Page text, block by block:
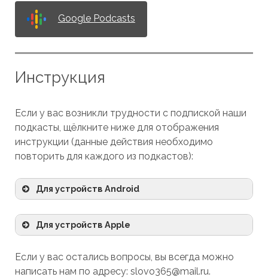
Google Podcasts
Инструкция
Если у вас возникли трудности с подпиской наши
подкасты, щёлкните ниже для отображения
инструкции (данные действия необходимо
повторить для каждого из подкастов):
Для устройств Android
ссылке
Для устройств Apple
ссылке
Если у вас остались вопросы, вы всегда можно
написать нам по адресу: slovo365@mail.ru.